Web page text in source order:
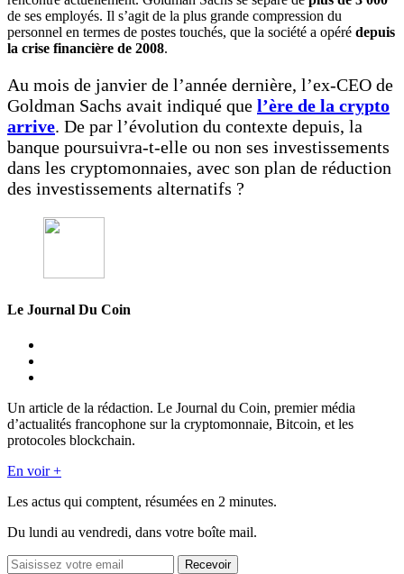
de ses employés. Il s’agit de la plus grande compression du
personnel en termes de postes touchés, que la société a opéré depuis
la crise financière de 2008.
Au mois de janvier de l’année dernière, l’ex-CEO de
Goldman Sachs avait indiqué que l’ère de la crypto
arrive. De par l’évolution du contexte depuis, la
banque poursuivra-t-elle ou non ses investissements
dans les cryptomonnaies, avec son plan de réduction
des investissements alternatifs ?
Le Journal Du Coin
Un article de la rédaction. Le Journal du Coin, premier média
d’actualités francophone sur la cryptomonnaie, Bitcoin, et les
protocoles blockchain.
En voir +
Les actus qui comptent, résumées en 2 minutes.
Du lundi au vendredi, dans votre boîte mail.
Recevoir